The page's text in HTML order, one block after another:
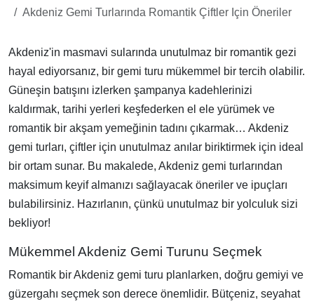
Akdeniz Gemi Turlarında Romantik Çiftler Için Öneriler
Akdeniz'in masmavi sularında unutulmaz bir romantik gezi
hayal ediyorsanız, bir gemi turu mükemmel bir tercih olabilir.
Güneşin batışını izlerken şampanya kadehlerinizi
kaldırmak, tarihi yerleri keşfederken el ele yürümek ve
romantik bir akşam yemeğinin tadını çıkarmak… Akdeniz
gemi turları, çiftler için unutulmaz anılar biriktirmek için ideal
bir ortam sunar. Bu makalede, Akdeniz gemi turlarından
maksimum keyif almanızı sağlayacak öneriler ve ipuçları
bulabilirsiniz. Hazırlanın, çünkü unutulmaz bir yolculuk sizi
bekliyor!
Mükemmel Akdeniz Gemi Turunu Seçmek
Romantik bir Akdeniz gemi turu planlarken, doğru gemiyi ve
güzergahı seçmek son derece önemlidir. Bütçeniz, seyahat